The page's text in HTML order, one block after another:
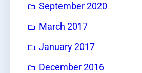
September 2020
March 2017
January 2017
December 2016